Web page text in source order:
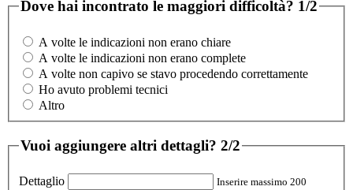
Dove hai incontrato le maggiori difficoltà? 1/2
A volte le indicazioni non erano chiare
A volte le indicazioni non erano complete
A volte non capivo se stavo procedendo correttamente
Ho avuto problemi tecnici
Altro
Vuoi aggiungere altri dettagli? 2/2
Dettaglio Inserire massimo 200